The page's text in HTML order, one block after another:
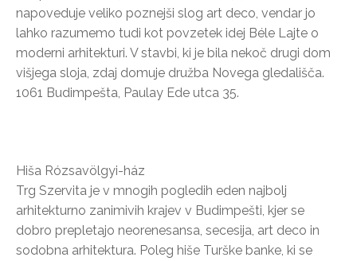
napoveduje veliko poznejši slog art deco, vendar jo
lahko razumemo tudi kot povzetek idej Béle Lajte o
moderni arhitekturi. V stavbi, ki je bila nekoč drugi dom
višjega sloja, zdaj domuje družba Novega gledališča.
1061 Budimpešta, Paulay Ede utca 35.
Hiša Rózsavölgyi-ház
Trg Szervita je v mnogih pogledih eden najbolj
arhitekturno zanimivih krajev v Budimpešti, kjer se
dobro prepletajo neorenesansa, secesija, art deco in
sodobna arhitektura. Poleg hiše Turške banke, ki se